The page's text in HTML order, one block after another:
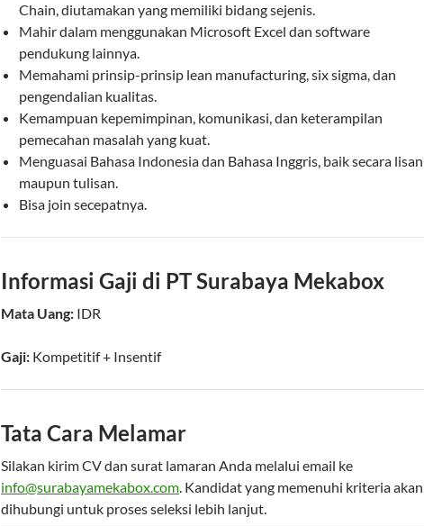
Chain, diutamakan yang memiliki bidang sejenis.
Mahir dalam menggunakan Microsoft Excel dan software
pendukung lainnya.
Memahami prinsip-prinsip lean manufacturing, six sigma, dan
pengendalian kualitas.
Kemampuan kepemimpinan, komunikasi, dan keterampilan
pemecahan masalah yang kuat.
Menguasai Bahasa Indonesia dan Bahasa Inggris, baik secara lisan
maupun tulisan.
Bisa join secepatnya.
Informasi Gaji di PT Surabaya Mekabox
Mata Uang: IDR
Gaji: Kompetitif+ Insentif
Tata Cara Melamar
Silakan kirim CV dan surat lamaran Anda melalui email ke
info@surabayamekabox.com. Kandidat yang memenuhi kriteria akan
dihubungi untuk proses seleksi lebih lanjut.